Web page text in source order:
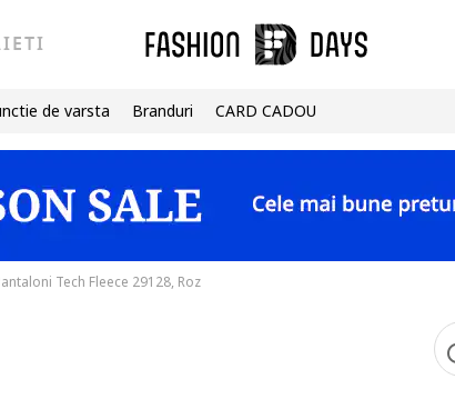
de varsta Branduri CARD CADOU
Tech Fleece 29128, Roz